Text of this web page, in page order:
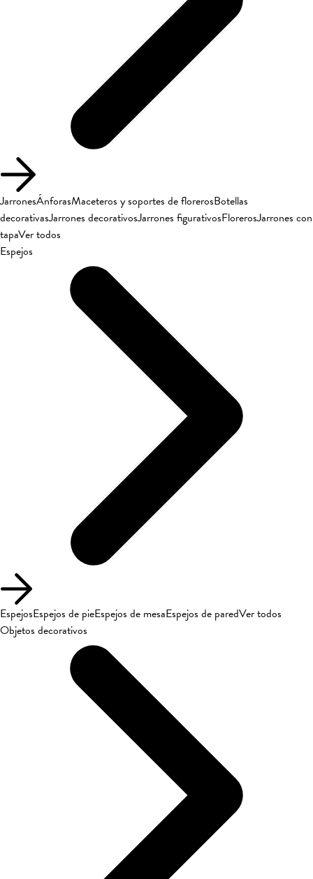
JarronesÁnforasMaceteros y soportes de florerosBotellas
decorativasJarrones decorativosJarrones figurativosFlorerosJarrones con
tapaVer todos
Espejos
EspejosEspejos de pieEspejos de mesaEspejos de paredVer todos
Objetos decorativos